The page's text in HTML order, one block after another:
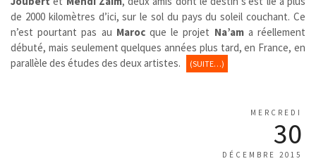
de 2000 kilomètres d’ici, sur le sol du pays du soleil couchant. Ce
n’est pourtant pas au Marocque le projet Na’ama réellement
débuté, mais seulement quelques années plus tard, en France, en
parallèle des études des deux artistes.
(SUITE…)
MERCREDI
30
DÉCEMBRE 2015